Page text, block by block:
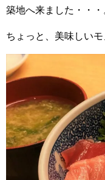
築地へ来ました・・・
ちょっと、美味しい